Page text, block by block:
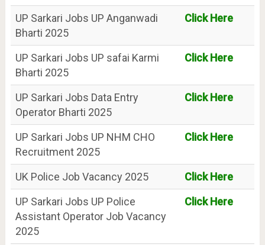
UP Sarkari Jobs UP Anganwadi
Bharti 2025
Click Here
UP Sarkari Jobs UP safai Karmi
Bharti 2025
Click Here
UP Sarkari Jobs Data Entry
Operator Bharti 2025
Click Here
UP Sarkari Jobs UP NHM CHO
Recruitment 2025
Click Here
UK Police Job Vacancy 2025
Click Here
UP Sarkari Jobs UP Police
Assistant Operator Job Vacancy
2025
Click Here